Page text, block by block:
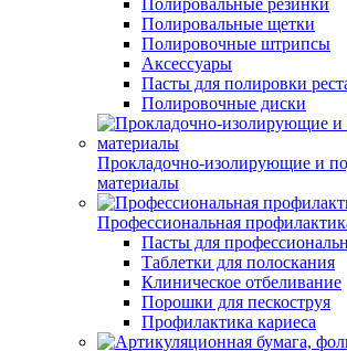
Полировальные резинки
Полировальные щетки
Полировочные штрипсы
Аксессуары
Пасты для полировки
Полировочные диски
Прокладочно-изолирующие и
материалы
Профессиональная
Пасты для
Таблетки для полоскания
Клиническое отбеливание
Порошки для пескоструя
Профилактика кариеса